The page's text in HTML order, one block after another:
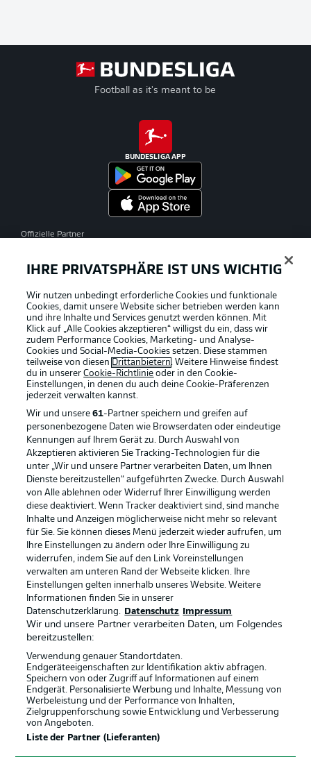
Football as it's meant to be
BUNDESLIGA APP
Offizielle Partner
Rechtliche Hinweise Voreinstellungen verwalten
Datenschutz Nutzungsbedingungen
Kontakt Jobs
Impressum Partner
Spieler Liveticker
AGB
© 2026 Bundesliga-Gruppe GmbH
IHRE PRIVATSPHÄRE IST UNS WICHTIG
Wir nutzen unbedingt erforderliche Cookies und funktionale
Cookies, damit unsere Website sicher betrieben werden kann
und ihre Inhalte und Services genutzt werden können. Mit
Klick auf „Alle Cookies akzeptieren“ willigst du ein, dass wir
zudem Performance Cookies, Marketing- und Analyse-
Cookies und Social-Media-Cookies setzen. Diese stammen
teilweise von diesen Drittanbietern. Weitere Hinweise findest
du in unsererCookie-Richtlinie oder in den Cookie-
Einstellungen, in denen du auch deine Cookie-Präferenzen
jederzeit verwalten kannst.
Wir und unsere61-Partner speichern und greifen auf
personenbezogene Daten wie Browserdaten oder eindeutige
Kennungen auf Ihrem Gerät zu. Durch Auswahl von
Akzeptieren aktivieren Sie Tracking-Technologien für die
unter „Wir und unsere Partner verarbeiten Daten, um Ihnen
Dienste bereitzustellen“ aufgeführten Zwecke. Durch Auswahl
von Alle ablehnen oder Widerruf Ihrer Einwilligung werden
diese deaktiviert. Wenn Tracker deaktiviert sind, sind manche
Inhalte und Anzeigen möglicherweise nicht mehr so relevant
für Sie. Sie können dieses Menü jederzeit wieder aufrufen, um
Ihre Einstellungen zu ändern oder Ihre Einwilligung zu
widerrufen, indem Sie auf den Link Voreinstellungen
verwalten am unteren Rand der Webseite klicken. Ihre
Einstellungen gelten innerhalb unseres Website. Weitere
Informationen finden Sie in unserer
Datenschutzerklärung.
Datenschutz Impressum
Wir und unsere Partner verarbeiten Daten, um Folgendes
bereitzustellen:
Verwendung genauer Standortdaten.
Endgeräteeigenschaften zur Identifikation aktiv abfragen.
Speichern von oder Zugriff auf Informationen auf einem
Endgerät. Personalisierte Werbung und Inhalte, Messung von
Werbeleistung und der Performance von Inhalten,
Zielgruppenforschung sowie Entwicklung und Verbesserung
von Angeboten.
Liste der Partner (Lieferanten)